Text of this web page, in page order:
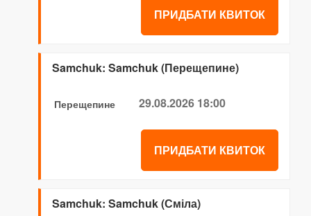
ПРИДБАТИ КВИТОК
Samchuk: Samchuk (Перещепине)
Перещепине 29.08.2026 18:00
ПРИДБАТИ КВИТОК
Samchuk: Samchuk (Сміла)